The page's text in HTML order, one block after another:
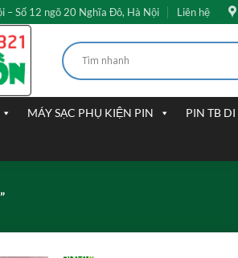
– Số 12 ngõ 20 Nghĩa Đô, Hà Nội Liên hệ
MÁY SẠC PHỤ KIỆN PIN PIN TB